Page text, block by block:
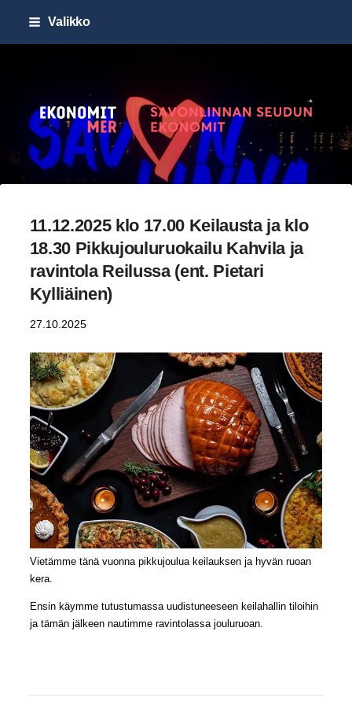
Siirry
Valikko
Savonlinnan seudun
11.12.2025 klo 17.00 Keilausta ja klo
18.30 Pikkujouluruokailu Kahvila ja
ravintola Reilussa (ent. Pietari
Kylliäinen)
27.10.2025
Vietämme tänä vuonna pikkujoulua keilauksen ja hyvän ruoan
kera.
Ensin käymme tutustumassa uudistuneeseen keilahallin tiloihin
ja tämän jälkeen nautimme ravintolassa jouluruoan.